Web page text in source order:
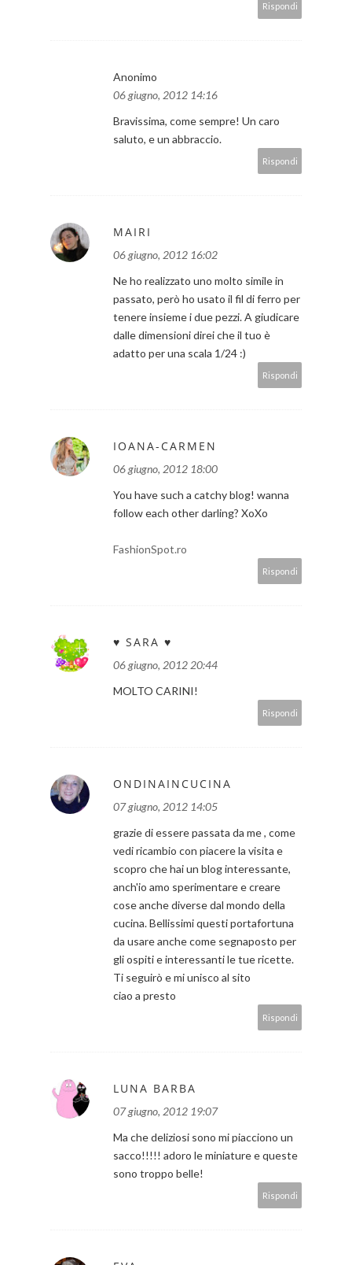
Rispondi
Anonimo
06 giugno, 2012 14:16
Bravissima, come sempre! Un caro
saluto, e un abbraccio.
Rispondi
MAIRI
06 giugno, 2012 16:02
Ne ho realizzato uno molto simile in
passato, però ho usato il fil di ferro per
tenere insieme i due pezzi. A giudicare
dalle dimensioni direi che il tuo è
adatto per una scala 1/24 :)
Rispondi
IOANA-CARMEN
06 giugno, 2012 18:00
You have such a catchy blog! wanna
follow each other darling? XoXo
FashionSpot.ro
Rispondi
♥ SARA ♥
06 giugno, 2012 20:44
MOLTO CARINI!
Rispondi
ONDINAINCUCINA
07 giugno, 2012 14:05
grazie di essere passata da me , come
vedi ricambio con piacere la visita e
scopro che hai un blog interessante,
anch'io amo sperimentare e creare
cose anche diverse dal mondo della
cucina. Bellissimi questi portafortuna
da usare anche come segnaposto per
gli ospiti e interessanti le tue ricette.
Ti seguirò e mi unisco al sito
ciao a presto
Rispondi
LUNA BARBA
07 giugno, 2012 19:07
Ma che deliziosi sono mi piacciono un
sacco!!!!! adoro le miniature e queste
sono troppo belle!
Rispondi